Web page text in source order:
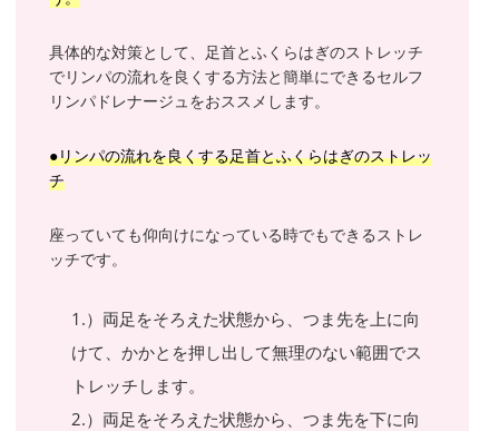
具体的な対策として、足首とふくらはぎのストレッチ
でリンパの流れを良くする方法と簡単にできるセルフ
リンパドレナージュをおススメします。
●リンパの流れを良くする足首とふくらはぎのストレッ
チ
座っていても仰向けになっている時でもできるストレ
ッチです。
1.）両足をそろえた状態から、つま先を上に向
けて、かかとを押し出して無理のない範囲でス
トレッチします。
2.）両足をそろえた状態から、つま先を下に向